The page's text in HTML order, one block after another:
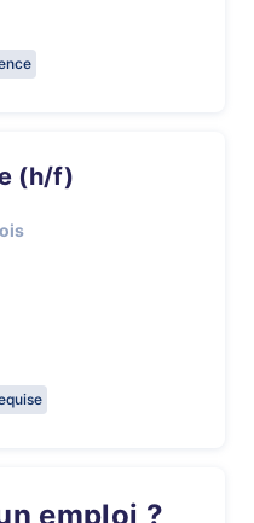
(h/f)
emploi ?